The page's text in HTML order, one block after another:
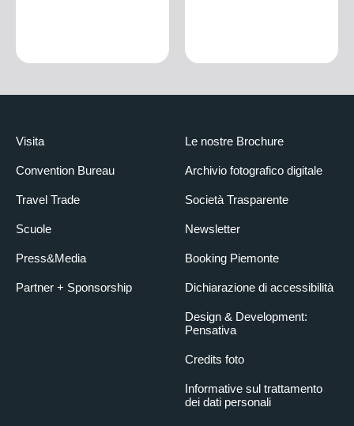
Visita
Convention Bureau
Travel Trade
Scuole
Press&Media
Partner + Sponsorship
Le nostre Brochure
Archivio fotografico digitale
Società Trasparente
Newsletter
Booking Piemonte
Dichiarazione di accessibilità
Design & Development:
Pensativa
Credits foto
Informative sul trattamento
dei dati personali